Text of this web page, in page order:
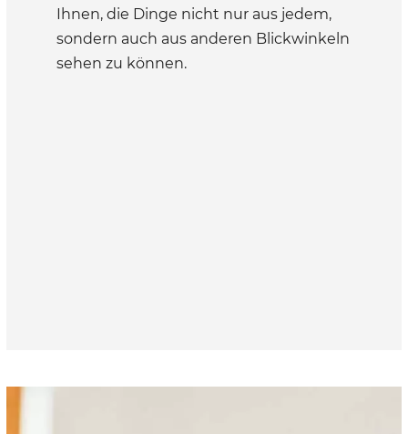
Ihnen, die Dinge nicht nur aus jedem,
sondern auch aus anderen Blickwinkeln
sehen zu können.